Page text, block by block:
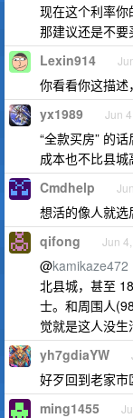
现在这个利率你
那建议还是不要
Lexin914
你看看你这描述
yx1989 Jun
“全款买房” 的
成本也不比县城
Cmdhelp
想活的像人就
qifong Jun
@kamikaze472
北县城，甚至
士。和周围人
觉就是这人没生
yh7gdiaYW
好歹回到老家
ming1455